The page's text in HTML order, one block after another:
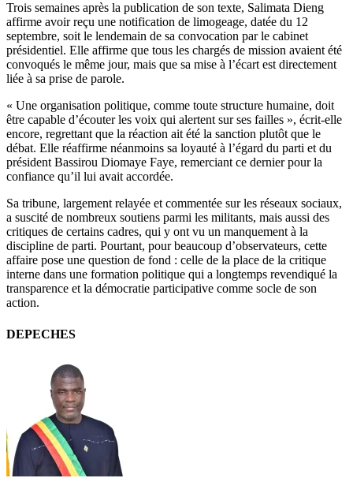
Trois semaines après la publication de son texte, Salimata Dieng
affirme avoir reçu une notification de limogeage, datée du 12
septembre, soit le lendemain de sa convocation par le cabinet
présidentiel. Elle affirme que tous les chargés de mission avaient été
convoqués le même jour, mais que sa mise à l’écart est directement
liée à sa prise de parole.
« Une organisation politique, comme toute structure humaine, doit
être capable d’écouter les voix qui alertent sur ses failles », écrit-elle
encore, regrettant que la réaction ait été la sanction plutôt que le
débat. Elle réaffirme néanmoins sa loyauté à l’égard du parti et du
président Bassirou Diomaye Faye, remerciant ce dernier pour la
confiance qu’il lui avait accordée.
Sa tribune, largement relayée et commentée sur les réseaux sociaux,
a suscité de nombreux soutiens parmi les militants, mais aussi des
critiques de certains cadres, qui y ont vu un manquement à la
discipline de parti. Pourtant, pour beaucoup d’observateurs, cette
affaire pose une question de fond : celle de la place de la critique
interne dans une formation politique qui a longtemps revendiqué la
transparence et la démocratie participative comme socle de son
action.
DEPECHES